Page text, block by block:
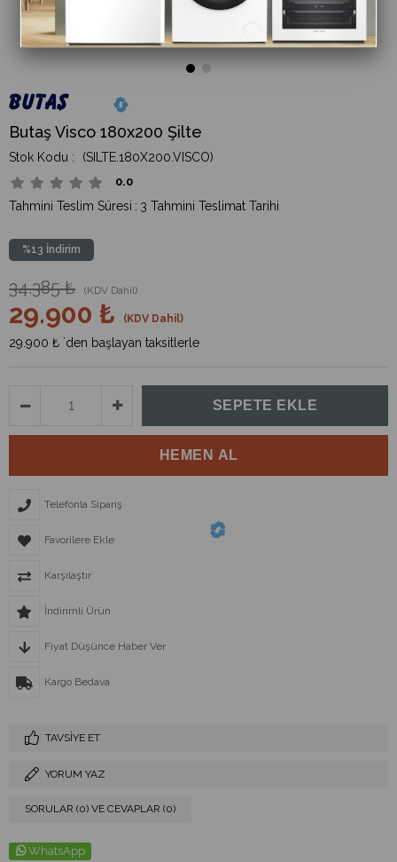
Butaş Visco 180x200 Şilte
(SILTE.180X200.VISCO)
0.0
Tahmini Teslim Süresi : 3 Tahmini Teslimat Tarihi
%13 İndirim
34.385 ₺ (KDV Dahil)
29.900 ₺ (KDV Dahil)
29.900 ₺ `den başlayan taksitlerle
Telefonla Sipariş
Favorilere Ekle
Karşılaştır
İndirimli Ürün
Fiyat Düşünce Haber Ver
Kargo Bedava
TAVSIYE ET
YORUM YAZ
SORULAR (0) VE CEVAPLAR (0)
WhatsApp